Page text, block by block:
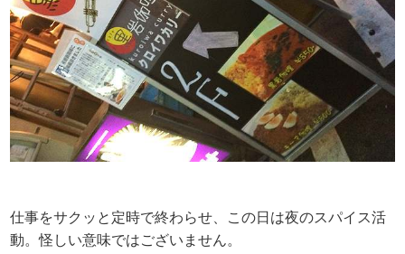
仕事をサクッと定時で終わらせ、この日は夜のスパイス活
動。怪しい意味ではございません。